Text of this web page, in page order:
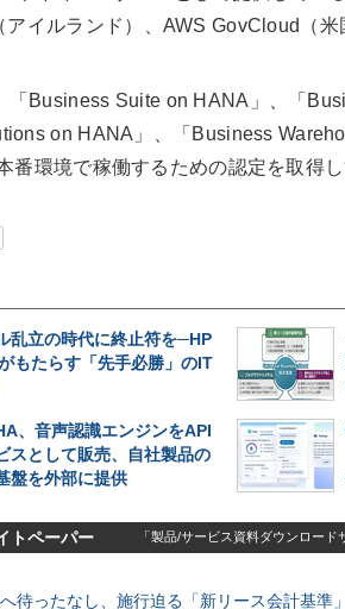
アイルランド）、AWS GovCloud（米
Business Suite on HANA」、「
on HANA」、「Business
番環境で稼働するための認定を取得し
乱立の時代に終止符を─HP
もたらす「先手必勝」のIT
、音声認識エンジンをAPI
スとして販売、自社製品の
盤を外部に提供
トペーパー 「製品/サービス資料ダウンロー
待ったなし、施行迫る「新リース会計基準